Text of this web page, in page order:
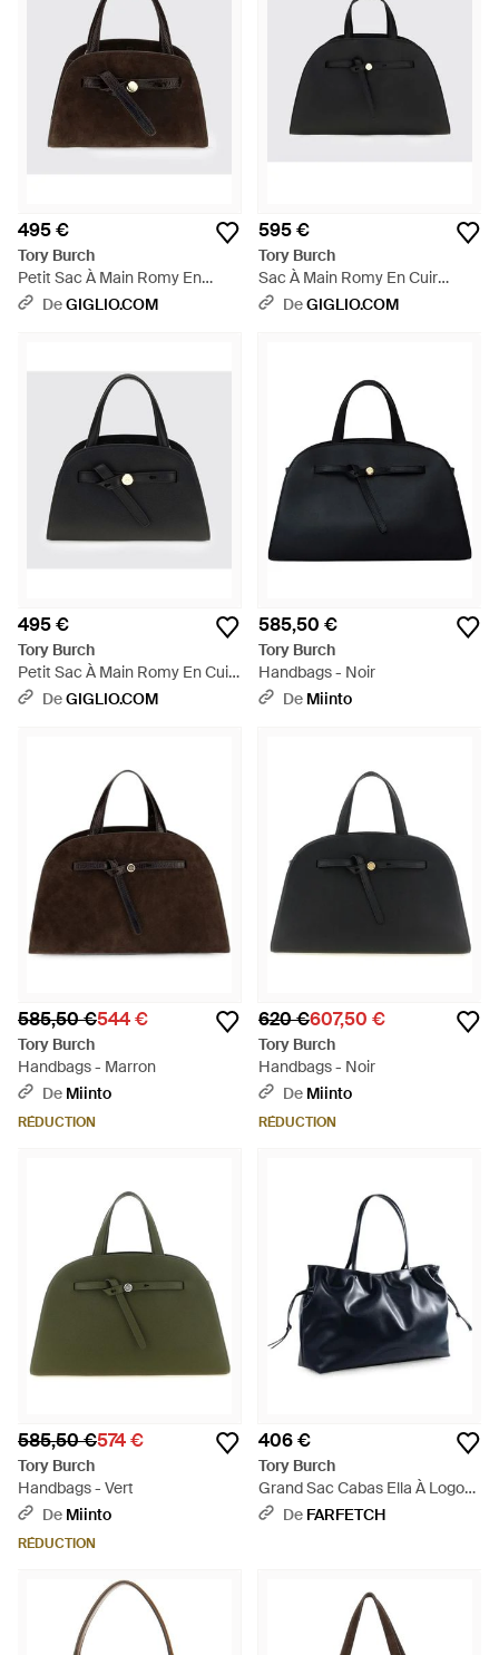
495 €
Tory Burch
Petit Sac À Main Romy En
Daim Avec Logo Double T -
DeGIGLIO.COM
595 €
Tory Burch
Sac À Main Romy En Cuir
Grainé Avec Logo Double T Et
DeGIGLIO.COM
495 €
Tory Burch
Petit Sac À Main Romy En Cuir
Grainé Avec Logo Double T -
DeGIGLIO.COM
585,50 €
Tory Burch
Handbags - Noir
De Miinto
585,50 €544 €
Tory Burch
Handbags - Marron
De Miinto
RÉDUCTION
620 €607,50 €
Tory Burch
Handbags - Noir
De Miinto
RÉDUCTION
585,50 €574 €
Tory Burch
Handbags - Vert
De Miinto
RÉDUCTION
406 €
Tory Burch
Grand Sac Cabas Ella À Logo
Embossé - Bleu
De FARFETCH